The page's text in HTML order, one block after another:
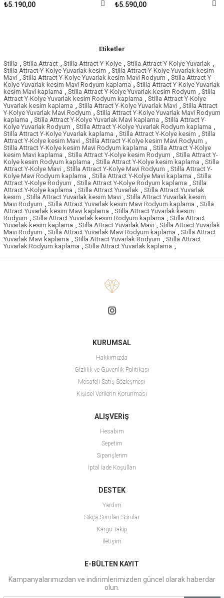
₺5.190,00 ₺5.590,00
Etiketler
Stilla , Stilla Attract , Stilla Attract Y-Kolye , Stilla Attract Y-Kolye Yuvarlak ,
Stilla Attract Y-Kolye Yuvarlak kesim , Stilla Attract Y-Kolye Yuvarlak kesim
Mavi , Stilla Attract Y-Kolye Yuvarlak kesim Mavi Rodyum , Stilla Attract Y-
Kolye Yuvarlak kesim Mavi Rodyum kaplama , Stilla Attract Y-Kolye Yuvarlak
kesim Mavi kaplama , Stilla Attract Y-Kolye Yuvarlak kesim Rodyum , Stilla
Attract Y-Kolye Yuvarlak kesim Rodyum kaplama , Stilla Attract Y-Kolye
Yuvarlak kesim kaplama , Stilla Attract Y-Kolye Yuvarlak Mavi , Stilla Attract
Y-Kolye Yuvarlak Mavi Rodyum , Stilla Attract Y-Kolye Yuvarlak Mavi Rodyum
kaplama , Stilla Attract Y-Kolye Yuvarlak Mavi kaplama , Stilla Attract Y-
Kolye Yuvarlak Rodyum , Stilla Attract Y-Kolye Yuvarlak Rodyum kaplama ,
Stilla Attract Y-Kolye Yuvarlak kaplama , Stilla Attract Y-Kolye kesim , Stilla
Attract Y-Kolye kesim Mavi , Stilla Attract Y-Kolye kesim Mavi Rodyum ,
Stilla Attract Y-Kolye kesim Mavi Rodyum kaplama , Stilla Attract Y-Kolye
kesim Mavi kaplama , Stilla Attract Y-Kolye kesim Rodyum , Stilla Attract Y-
Kolye kesim Rodyum kaplama , Stilla Attract Y-Kolye kesim kaplama , Stilla
Attract Y-Kolye Mavi , Stilla Attract Y-Kolye Mavi Rodyum , Stilla Attract Y-
Kolye Mavi Rodyum kaplama , Stilla Attract Y-Kolye Mavi kaplama , Stilla
Attract Y-Kolye Rodyum , Stilla Attract Y-Kolye Rodyum kaplama , Stilla
Attract Y-Kolye kaplama , Stilla Attract Yuvarlak , Stilla Attract Yuvarlak
kesim , Stilla Attract Yuvarlak kesim Mavi , Stilla Attract Yuvarlak kesim
Mavi Rodyum , Stilla Attract Yuvarlak kesim Mavi Rodyum kaplama , Stilla
Attract Yuvarlak kesim Mavi kaplama , Stilla Attract Yuvarlak kesim
Rodyum , Stilla Attract Yuvarlak kesim Rodyum kaplama , Stilla Attract
Yuvarlak kesim kaplama , Stilla Attract Yuvarlak Mavi , Stilla Attract Yuvarlak
Mavi Rodyum , Stilla Attract Yuvarlak Mavi Rodyum kaplama , Stilla Attract
Yuvarlak Mavi kaplama , Stilla Attract Yuvarlak Rodyum , Stilla Attract
Yuvarlak Rodyum kaplama , Stilla Attract Yuvarlak kaplama ,
KURUMSAL
Hakkımızda
Gizlilik ve Güvenlik Politikası
Mesafeli Satış Sözleşmesi
Kişisel Verilerin Korunması
ALIŞVERİŞ
Hesabım
Sepetim
Siparişlerim
İptal İade Koşulları
DESTEK
Yardım
Sıkça Sorulan Sorular
Kargo Takip
İletişim
E-BÜLTEN KAYIT
Kampanyalarımızdan ve indirimlerimizden güncel olarak haberdar
olun.